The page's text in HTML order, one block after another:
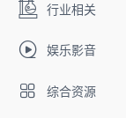
行业相关
娱乐影音
综合资源